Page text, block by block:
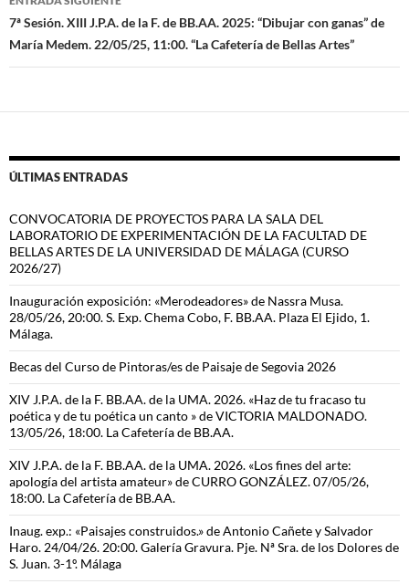
7ª Sesión. XIII J.P.A. de la F. de BB.AA. 2025: “Dibujar con ganas” de
María Medem. 22/05/25, 11:00. “La Cafetería de Bellas Artes”
ÚLTIMAS ENTRADAS
CONVOCATORIA DE PROYECTOS PARA LA SALA DEL
LABORATORIO DE EXPERIMENTACIÓN DE LA FACULTAD DE
BELLAS ARTES DE LA UNIVERSIDAD DE MÁLAGA (CURSO
2026/27)
Inauguración exposición: «Merodeadores» de Nassra Musa.
28/05/26, 20:00. S. Exp. Chema Cobo, F. BB.AA. Plaza El Ejido, 1.
Málaga.
Becas del Curso de Pintoras/es de Paisaje de Segovia 2026
XIV J.P.A. de la F. BB.AA. de la UMA. 2026. «Haz de tu fracaso tu
poética y de tu poética un canto » de VICTORIA MALDONADO.
13/05/26, 18:00. La Cafetería de BB.AA.
XIV J.P.A. de la F. BB.AA. de la UMA. 2026. «Los fines del arte:
apología del artista amateur» de CURRO GONZÁLEZ. 07/05/26,
18:00. La Cafetería de BB.AA.
Inaug. exp.: «Paisajes construidos.» de Antonio Cañete y Salvador
Haro. 24/04/26. 20:00. Galería Gravura. Pje. Nª Sra. de los Dolores de
S. Juan. 3-1º. Málaga